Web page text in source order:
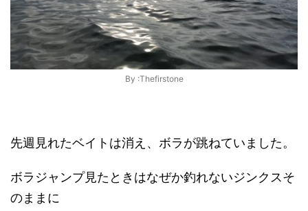
By :Thefirstone
先週見れたベイトは消え、ボラが跳ねていました。
ボラジャンプ見たときはなぜか釣れないジンクスそ
のままに